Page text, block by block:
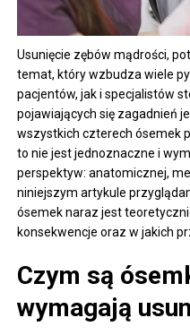
Usunięcie zębów mądrości,
temat, który wzbudza wiele
pacjentów, jak i specjalistów
pojawiających się zagadnień
wszystkich czterech ósemek
to nie jest jednoznaczne i
perspektyw: anatomicznej,
niniejszym artykule
ósemek naraz jest
konsekwencje oraz w jakich
Czym są
wymagają